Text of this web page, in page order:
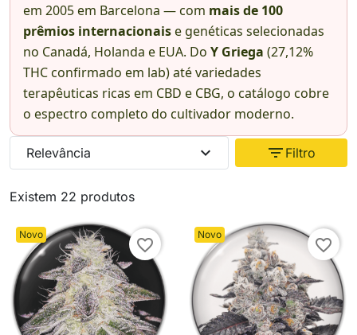
em 2005 em Barcelona — com mais de 100
prêmios internacionaise genéticas selecionadas
no Canadá, Holanda e EUA. Do Y Griega (27,12%
THC confirmado em lab) até variedades
terapêuticas ricas em CBD e CBG, o catálogo cobre
o espectro completo do cultivador moderno.
Existem 22 produtos
Relevância expand_more filter_list Filtro
Novo
favorite_border
Novo
favorite_border